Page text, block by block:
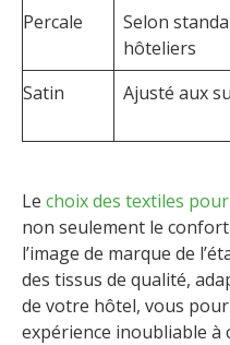
Percale
Selon
hôteliers
Satin
Ajusté aux
Le choix des textiles
non seulement le
l’image de marque de
des tissus de qualité,
de votre hôtel, vous
expérience inoubliable à